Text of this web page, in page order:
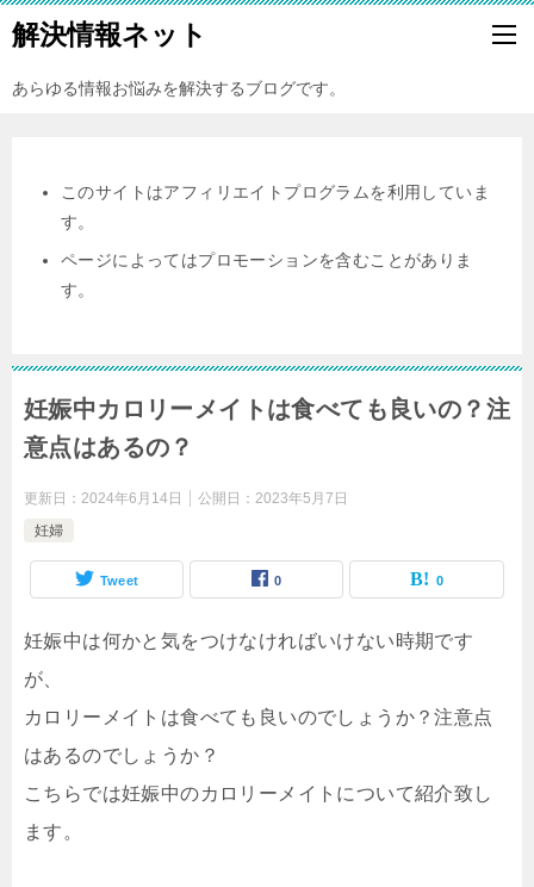
解決情報ネット
あらゆる情報お悩みを解決するブログです。
このサイトはアフィリエイトプログラムを利用していま
す。
ページによってはプロモーションを含むことがありま
す。
妊娠中カロリーメイトは食べても良いの？注
意点はあるの？
更新日： 2024年6月14日 公開日： 2023年5月7日
妊婦
Tweet 0 0
妊娠中は何かと気をつけなければいけない時期です
が、
カロリーメイトは食べても良いのでしょうか？注意点
はあるのでしょうか？
こちらでは妊娠中のカロリーメイトについて紹介致し
ます。